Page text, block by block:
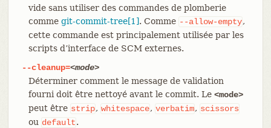
vide sans utiliser des commandes de plomberie
comme git-commit-tree[1]. Comme --allow-empty,
cette commande est principalement utilisée par les
scripts d’interface de SCM externes.
--cleanup=<mode>
Déterminer comment le message de validation
fourni doit être nettoyé avant le commit. Le <mode>
peut être strip, whitespace, verbatim, scissors
ou default.